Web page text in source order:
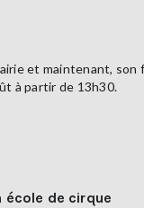
et maintenant, son
à partir de 13h30.
école de cirque